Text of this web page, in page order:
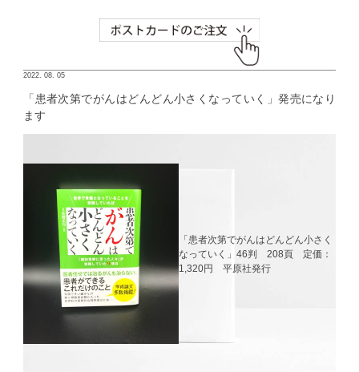
2022. 08. 05
「患者次第でがんはどんどん小さくなっていく」発売になり
ます
「患者次第でがんはどんどん小さく
なっていく」46判 208頁 定価：
1,320円 平原社発行